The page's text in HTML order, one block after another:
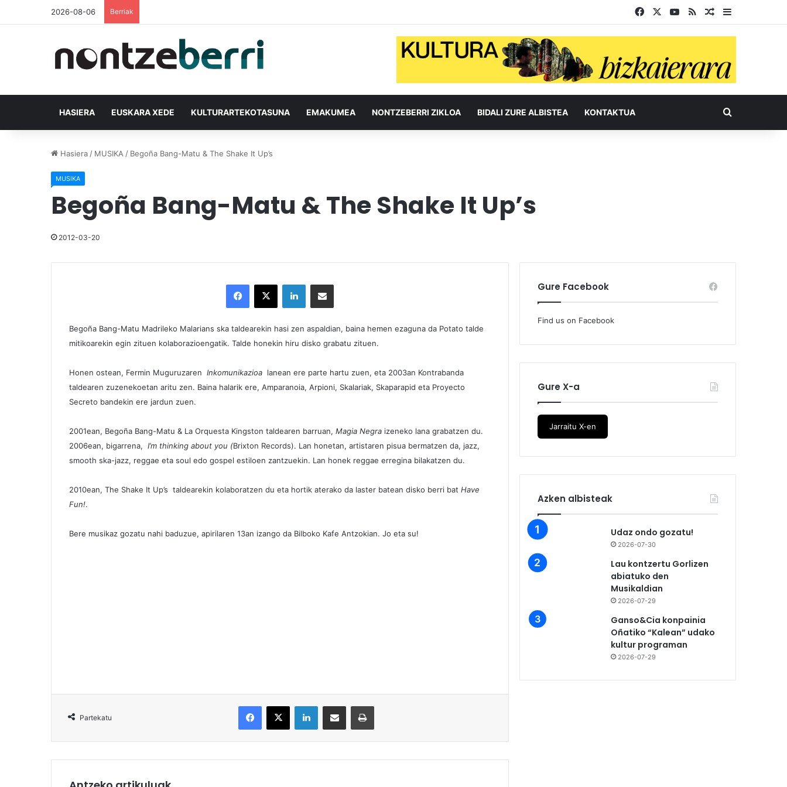
2026-08-06 Berriak Facebook YouTube
RSS Ausazko
HASIERA EUSKARA XEDE KULTURARTEKOTASUNA EMAKUMEA NONTZEBERRI ZIKLOA BIDALI ZURE ALBISTEA KONTAKTUA Bilatu
Hasiera / MUSIKA / Begoña Bang-Matu & The Shake It Up’s
MUSIKA
Begoña Bang-Matu & The Shake It Up’s
2012-03-20
Begoña Bang-Matu Madrileko Malarians ska taldearekin hasi zen aspaldian, baina hemen ezaguna da Potato talde
mitikoarekin egin zituen kolaborazioengatik. Talde honekin hiru disko grabatu zituen.
Honen ostean, Fermin Muguruzaren Inkomunikazioa lanean ere parte hartu zuen, eta 2003an Kontrabanda
taldearen zuzenekoetan aritu zen. Baina halarik ere, Amparanoia, Arpioni, Skalariak, Skaparapid eta Proyecto
Secreto bandekin ere jardun zuen.
2001ean, Begoña Bang-Matu & La Orquesta Kingston taldearen barruan, Magia Negra izeneko lana grabatzen du.
2006ean, bigarrena, I’m thinking about you (Brixton Records). Lan honetan, artistaren pisua bermatzen da, jazz,
smooth ska-jazz, reggae eta soul edo gospel estiloen zantzuekin. Lan honek reggae erregina bilakatzen du.
2010ean, The Shake It Up’s taldearekin kolaboratzen du eta hortik aterako da laster batean disko berri bat Have
Fun!.
Bere musikaz gozatu nahi baduzue, apirilaren 13an izango da Bilboko Kafe Antzokian. Jo eta su!
Partekatu
Gure Facebook
Find us on Facebook
Gure X-a
Jarraitu X-en
Azken albisteak
Udaz ondo gozatu!
2026-07-30
Lau kontzertu Gorlizen
abiatuko den
Musikaldian
2026-07-29
Ganso&Cia konpainia
Oñatiko “Kalean” udako
kultur programan
2026-07-29